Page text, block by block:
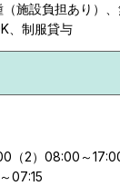
（施設負担あり）
、制服貸与
（2）08:00～
07:15